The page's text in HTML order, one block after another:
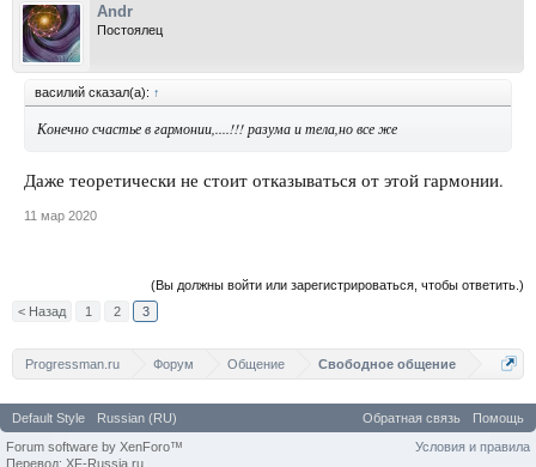
Andr
Постоялец
василий сказал(а): ↑
Конечно счастье в гармонии,....!!! разума и тела,но все же
Даже теоретически не стоит отказываться от этой гармонии.
11 мар 2020
(Вы должны войти или зарегистрироваться, чтобы ответить.)
< Назад
1 2 3
Progressman.ru Форум Общение Свободное общение
Default Style Russian (RU) Обратная связь
Помощь
Условия и правила
Forum software by XenForo™
Перевод: XF-Russia.ru